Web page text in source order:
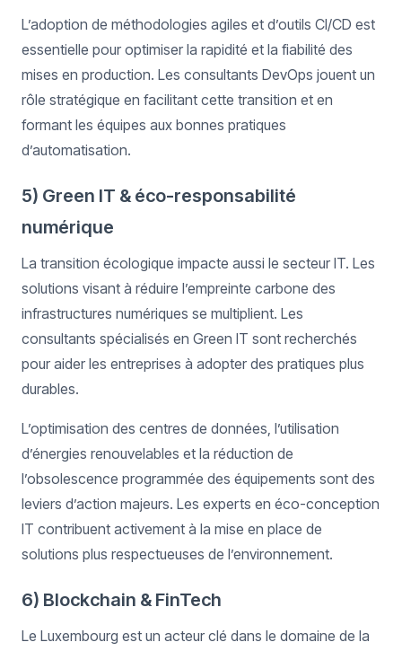
L’adoption de méthodologies agiles et d’outils CI/CD est
essentielle pour optimiser la rapidité et la fiabilité des
mises en production. Les consultants DevOps jouent un
rôle stratégique en facilitant cette transition et en
formant les équipes aux bonnes pratiques
d’automatisation.
5) Green IT & éco-responsabilité
numérique
La transition écologique impacte aussi le secteur IT. Les
solutions visant à réduire l’empreinte carbone des
infrastructures numériques se multiplient. Les
consultants spécialisés en Green IT sont recherchés
pour aider les entreprises à adopter des pratiques plus
durables.
L’optimisation des centres de données, l’utilisation
d’énergies renouvelables et la réduction de
l’obsolescence programmée des équipements sont des
leviers d’action majeurs. Les experts en éco-conception
IT contribuent activement à la mise en place de
solutions plus respectueuses de l’environnement.
6) Blockchain & FinTech
Le Luxembourg est un acteur clé dans le domaine de la